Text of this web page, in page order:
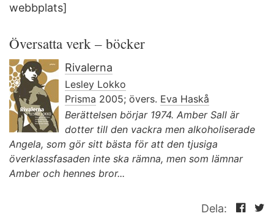
webbplats]
Översatta verk – böcker
Rivalerna
Lesley Lokko
Prisma 2005; övers. Eva Haskå
Berättelsen börjar 1974. Amber Sall är
dotter till den vackra men alkoholiserade
Angela, som gör sitt bästa för att den tjusiga
överklassfasaden inte ska rämna, men som lämnar
Amber och hennes bror...
Dela: